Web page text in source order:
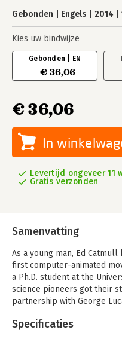
Gebonden Engels 2014
Kies uw bindwijze
Gebonden | EN
€ 36,06
€ 36,06
In
Levertijd ongeveer 11
Gratis verzonden
Samenvatting
As a young man, Ed
first computer-animated
a Ph.D. student at the
science pioneers got their
partnership with George
Nine years later and
Specificaties